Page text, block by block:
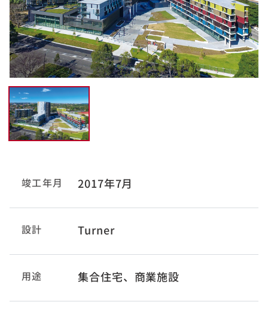
竣工年月 2017年7月
設計 Turner
用途 集合住宅、商業施設